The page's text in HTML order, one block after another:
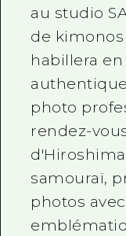
au studio
de
habillera
photo
rendez-
samouraï,
photos